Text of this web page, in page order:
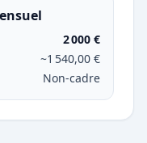
2 000 €
~1 540,00 €
Non-cadre